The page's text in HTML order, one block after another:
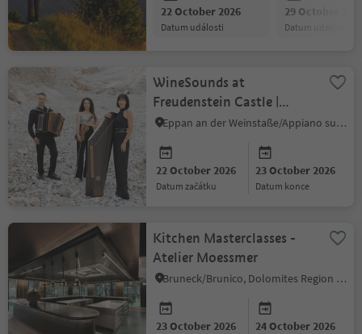
22 October 2026
datum události
29 October
datum události
WineSounds at
Freudenstein Castle |
Cordes y buton
Eppan an der Weinstaße/Appiano sulla Strada del Vino, Alto Adige Wine Road
22 October 2026
datum začátku
23 October 2026
datum konce
Kitchen Masterclasses -
Atelier Moessmer
Bruneck/Brunico, Dolomites Region Kronplatz/Plan de Corones
23 October 2026 24 October 2026